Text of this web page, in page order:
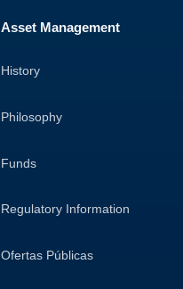
Asset Management
History
Philosophy
Funds
Regulatory Information
Ofertas Públicas